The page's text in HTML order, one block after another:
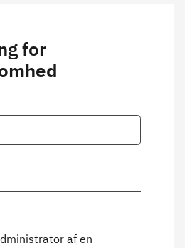
for
af en